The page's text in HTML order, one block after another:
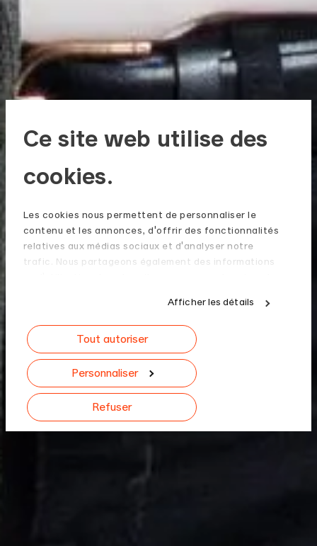
Ce site web utilise des
cookies.
Les cookies nous permettent de personnaliser le
contenu et les annonces, d'offrir des fonctionnalités
relatives aux médias sociaux et d'analyser notre
trafic. Nous partageons également des informations
combiner celles-ci avec d'autres informations que
vous leur avez fournies ou qu'ils ont collectées lors de
votre utilisation de leurs services.
Afficher les détails
Tout autoriser
Personnaliser
Refuser